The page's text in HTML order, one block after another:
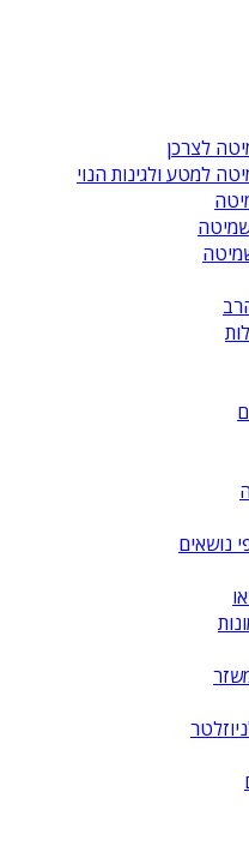
לצרכן
למטע ולגינות הנוי
נושאים